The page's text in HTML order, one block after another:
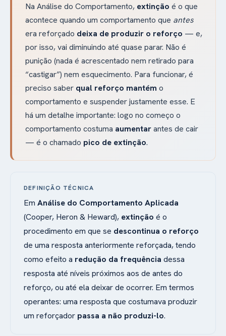
Na Análise do Comportamento, extinção é o que
acontece quando um comportamento que antes
era reforçado deixa de produzir o reforço — e,
por isso, vai diminuindo até quase parar. Não é
punição (nada é acrescentado nem retirado para
“castigar”) nem esquecimento. Para funcionar, é
preciso saber qual reforço mantém o
comportamento e suspender justamente esse. E
há um detalhe importante: logo no começo o
comportamento costuma aumentarantes de cair
— é o chamado pico de extinção.
DEFINIÇÃO TÉCNICA
Em Análise do Comportamento Aplicada
(Cooper, Heron & Heward), extinção é o
procedimento em que se descontinua o reforço
de uma resposta anteriormente reforçada, tendo
como efeito a redução da frequência dessa
resposta até níveis próximos aos de antes do
reforço, ou até ela deixar de ocorrer. Em termos
operantes: uma resposta que costumava produzir
um reforçador passa a não produzi-lo.